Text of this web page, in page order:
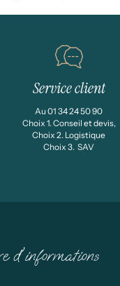
Service client
Au 01 34 24 50 90
Choix 1. Conseil et devis,
Choix 2. Logistique
Choix 3. SAV
d'informations